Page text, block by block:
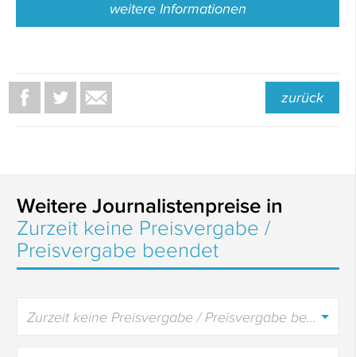
weitere Informationen
zurück
Weitere Journalistenpreise in
Zurzeit keine Preisvergabe /
Preisvergabe beendet